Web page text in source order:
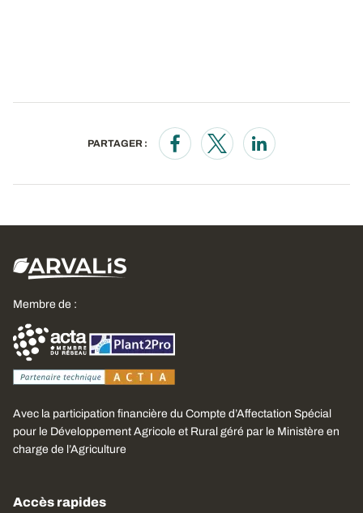
PARTAGER :
Opens in a new window
Opens in a new window
Opens in a new
Membre de :
Avec la participation financière du Compte d’Affectation Spécial
pour le Développement Agricole et Rural géré par le Ministère en
charge de l’Agriculture
Accès rapides